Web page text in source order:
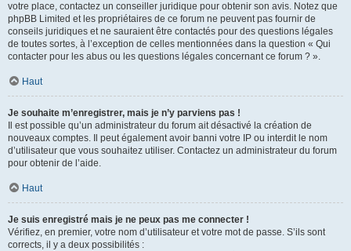
votre place, contactez un conseiller juridique pour obtenir son avis. Notez que
phpBB Limited et les propriétaires de ce forum ne peuvent pas fournir de
conseils juridiques et ne sauraient être contactés pour des questions légales
de toutes sortes, à l’exception de celles mentionnées dans la question « Qui
contacter pour les abus ou les questions légales concernant ce forum ? ».
Haut
Je souhaite m’enregistrer, mais je n’y parviens pas !
Il est possible qu’un administrateur du forum ait désactivé la création de
nouveaux comptes. Il peut également avoir banni votre IP ou interdit le nom
d’utilisateur que vous souhaitez utiliser. Contactez un administrateur du forum
pour obtenir de l’aide.
Haut
Je suis enregistré mais je ne peux pas me connecter !
Vérifiez, en premier, votre nom d’utilisateur et votre mot de passe. S’ils sont
corrects, il y a deux possibilités :